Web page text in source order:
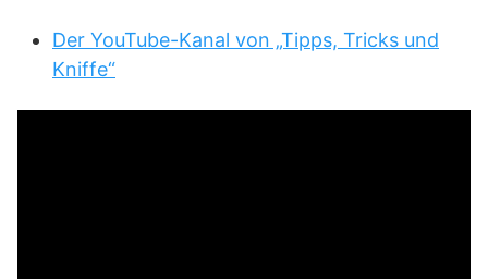
Der YouTube-Kanal von „Tipps, Tricks und
Kniffe“